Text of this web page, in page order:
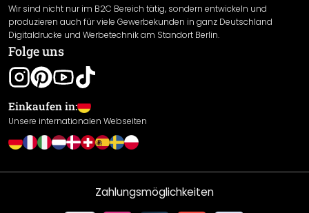
Widerrufsrecht
Datenschutzerklärung
Gewährleistung
Leistungserklärung / CE-Zeichen
Cookie Einstellungen
Wir sind nicht nur im B2C Bereich tätig, sondern entwickeln und
produzieren auch für viele Gewerbekunden in ganz Deutschland
Digitaldrucke und Werbetechnik am Standort Berlin.
Folge uns
Einkaufen in:
Unsere internationalen Webseiten
Zahlungsmöglichkeiten